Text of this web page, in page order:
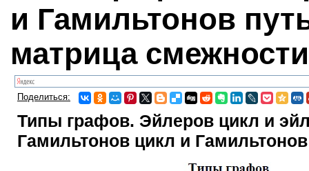
и Гамильтонов
матрица
Поделиться:
Типы графов. Эйлеров цикл и
Гамильтонов цикл и